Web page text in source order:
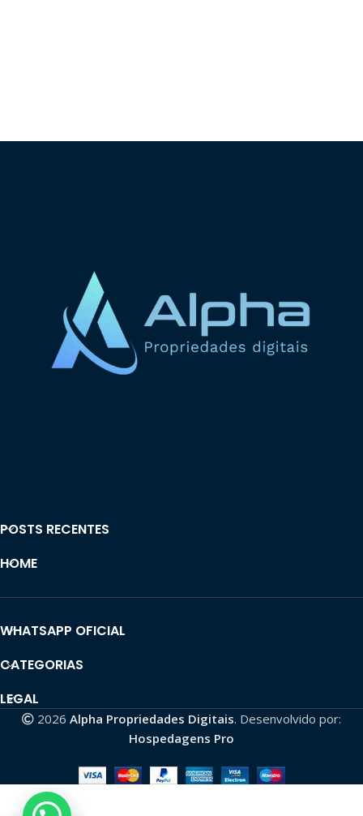
POSTS RECENTES
HOME
WHATSAPP OFICIAL
CATEGORIAS
LEGAL
2026 Alpha Propriedades Digitais. Desenvolvido por:
Hospedagens Pro
Canal Dark de